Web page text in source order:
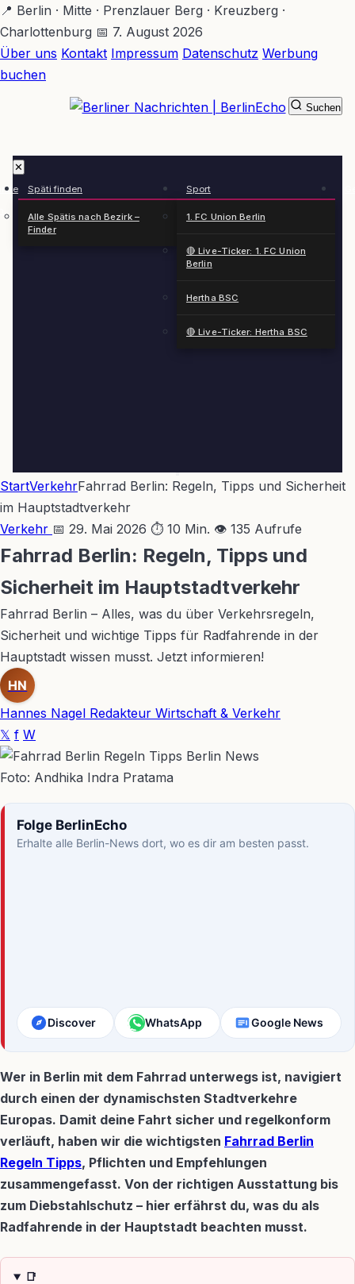
Zum
Hauptinhalt
springen
📍 Berlin · Mitte · Prenzlauer Berg · Kreuzberg ·
Charlottenburg 📅 7. August 2026
Über uns Kontakt Impressum Datenschutz Werbung
buchen
✕
Späti finden
Alle Spätis nach Bezirk –
Finder
Sport
1. FC Union Berlin
🔴 Live-Ticker: 1. FC Union
Berlin
Hertha BSC
🔴 Live-Ticker: Hertha BSC
Suchen
StartVerkehrFahrrad Berlin: Regeln, Tipps und Sicherheit
im Hauptstadtverkehr
Verkehr 📅 29. Mai 2026 ⏱ 10 Min. 👁 135 Aufrufe
Fahrrad Berlin: Regeln, Tipps und
Sicherheit im Hauptstadtverkehr
Fahrrad Berlin – Alles, was du über Verkehrsregeln,
Sicherheit und wichtige Tipps für Radfahrende in der
Hauptstadt wissen musst. Jetzt informieren!
HN
Hannes Nagel Redakteur Wirtschaft & Verkehr
𝕏 f W
Foto: Andhika Indra Pratama
Folge BerlinEcho
Erhalte alle Berlin-News dort, wo es dir am besten passt.
Discover WhatsApp Google News
Wer in Berlin mit dem Fahrrad unterwegs ist, navigiert
durch einen der dynamischsten Stadtverkehre
Europas. Damit deine Fahrt sicher und regelkonform
verläuft, haben wir die wichtigsten Fahrrad Berlin
Regeln Tipps, Pflichten und Empfehlungen
zusammengefasst. Von der richtigen Ausstattung bis
zum Diebstahlschutz – hier erfährst du, was du als
Radfahrende in der Hauptstadt beachten musst.
📑